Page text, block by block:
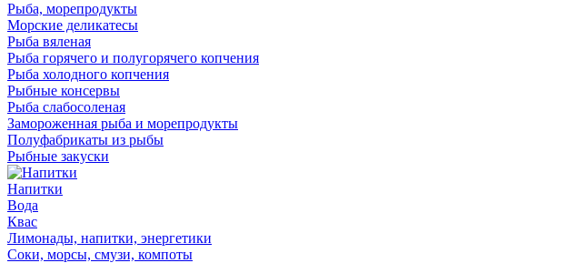
Рыба, морепродукты
Морские деликатесы
Рыба вяленая
Рыба горячего и полугорячего копчения
Рыба холодного копчения
Рыбные консервы
Рыба слабосоленая
Замороженная рыба и морепродукты
Полуфабрикаты из рыбы
Рыбные закуски
Напитки
Вода
Квас
Лимонады, напитки, энергетики
Соки, морсы, смузи, компоты